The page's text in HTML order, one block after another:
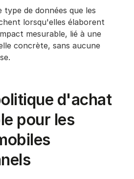
de données que les
lorsqu'elles élaborent
mesurable, lié à une
concrète, sans aucune
d'achat
pour les